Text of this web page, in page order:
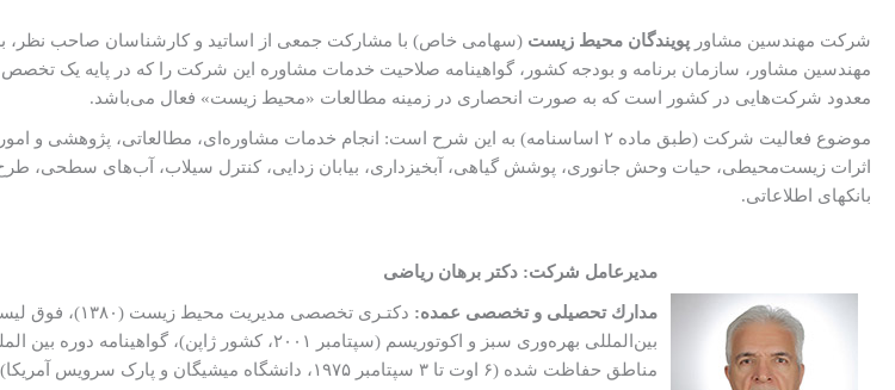
شرکت مهندسین مشاور پویندگان محیط زیست (سهامی خاص) با مشارکت جمعی از اساتید و کارشناسان صاحب نظر،
معدود شرکت‌هایی در کشور است که به صورت انحصاری در زمینه مطالعات «محیط زیست» فعال می‌باشد.
موضوع فعالیت شرکت (طبق ماده ۲ اساسنامه) به این شرح است: انجام خدمات مشاوره‌‏ای،
اثرات زیست‏‌محیطی، حیات وحش جانوری، پوشش گیاهی، آبخیزداری، بیابان زدایی، کنترل سیلاب، آب‏‌های سطحی،
بانکهای اطلاعاتی.
مدیرعامل شرکت: دکتر برهان رياضی
مدارك تحصیلی و تخصصی عمده:
مناطق حفاظت شده (۶ اوت تا ۳ سپتامبر ۱۹۷۵، دانشگاه میشیگان و پارک سرویس آمریکا) و دوره تخصصی جنگل و صنایع چوب (دسامبر ۱۹۷۰ تا اوت ۱۹۷۱، یوگسلاوی).